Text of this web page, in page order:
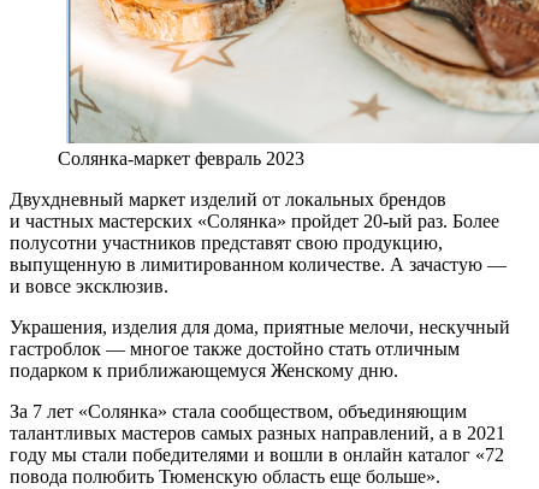
Солянка-маркет февраль 2023
Двухдневный маркет изделий от локальных брендов
и частных мастерских «Солянка» пройдет 20-ый раз. Более
полусотни участников представят свою продукцию,
выпущенную в лимитированном количестве. А зачастую —
и вовсе эксклюзив.
Украшения, изделия для дома, приятные мелочи, нескучный
гастроблок — многое также достойно стать отличным
подарком к приближающемуся Женскому дню.
За 7 лет «Солянка» стала сообществом, объединяющим
талантливых мастеров самых разных направлений, а в 2021
году мы стали победителями и вошли в онлайн каталог «72
повода полюбить Тюменскую область еще больше».